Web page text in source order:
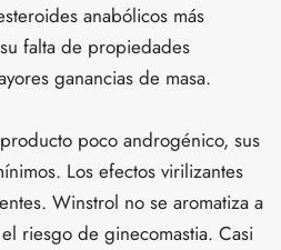
anabólicos más
falta de propiedades
ganancias de masa.
poco androgénico, sus
Los efectos virilizantes
Winstrol no se aromatiza a
riesgo de ginecomastia. Casi